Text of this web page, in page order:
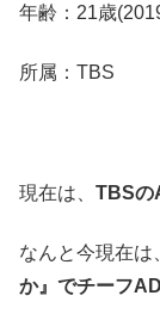
年齢：21歳
所属：TBS
現在は、 TBSの
なんと今現在は
か』でチーフAD